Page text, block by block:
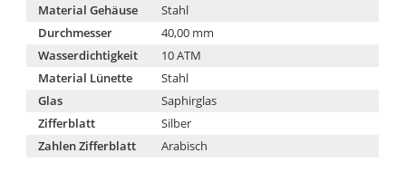
Material Gehäuse
Stahl
Durchmesser
40,00 mm
Wasserdichtigkeit
10 ATM
Material Lünette
Stahl
Glas
Saphirglas
Zifferblatt
Silber
Zahlen Zifferblatt
Arabisch